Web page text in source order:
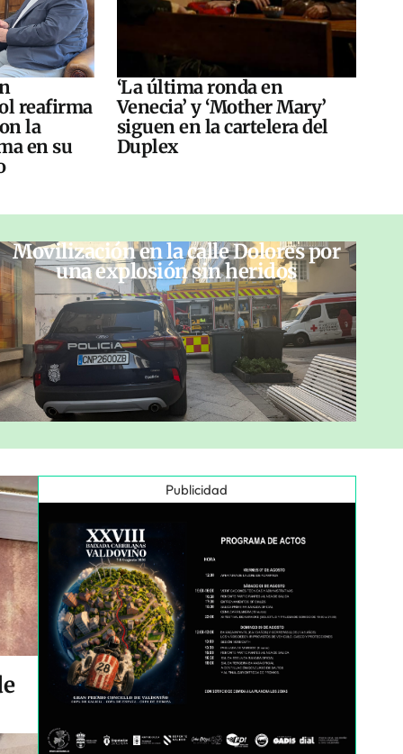
reafirma
la
en su
‘La última ronda en
Venecia’ y ‘Mother Mary’
siguen en la cartelera del
Duplex
Movilización en la calle Dolores por
una explosión sin heridos
Publicidad